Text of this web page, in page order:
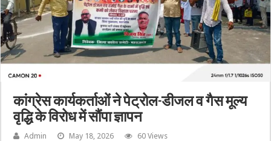
कांग्रेस कार्यकर्ताओं ने पेट्रोल-डीजल व गैस मूल्य
वृद्धि के विरोध में सौंपा ज्ञापन
Admin May 18, 2026 60 Views